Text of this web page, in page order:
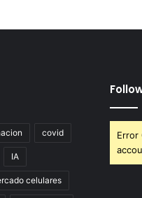
covid
IA
celulares
Error